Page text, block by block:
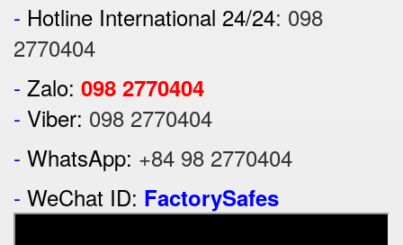
- Hotline International 24/24: 098
2770404
- Zalo: 098 2770404
- Viber: 098 2770404
- WhatsApp: +84 98 2770404
- WeChat ID: FactorySafes